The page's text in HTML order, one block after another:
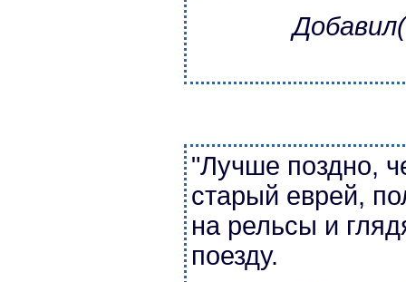
"Лучше поздно,
старый еврей,
на рельсы и
поезду.